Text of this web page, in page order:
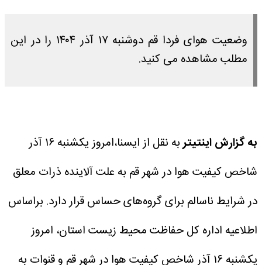
وضعیت هوای فردا قم دوشنبه ۱۷ آذر ۱۴۰۴ را در این
مطلب مشاهده می کنید.
به گزارش اینتیتر
به نقل از ایسنا،‌امروز یکشنبه ۱۶ آذر
شاخص کیفیت هوا در شهر قم به علت آلاینده ذرات معلق
در شرایط ناسالم برای گروه‌های حساس قرار دارد. براساس
اطلاعیه اداره کل حفاظت محیط زیست استان، امروز
یکشنبه ۱۶ آذر شاخص کیفیت هوا در شهر قم و قنوات به